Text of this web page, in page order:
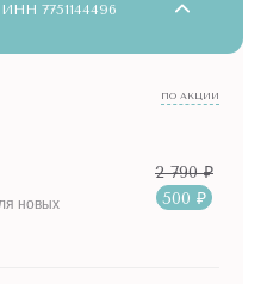
7751144496
ПО АКЦИИ
новых
2 790 ₽
500 ₽